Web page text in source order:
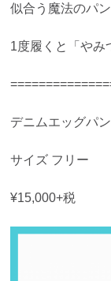
似合う魔法のパン
1度履くと「やみ
デニムエッグパ
サイズ フリー
¥15,000+税